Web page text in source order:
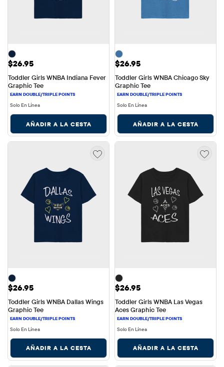
Precio: $26.95
$26.95
Toddler Girls WNBA Indiana Fever
Graphic Tee
Solo En Línea
AÑADIR A LA CESTA
Precio: $26.95
$26.95
Toddler Girls WNBA Chicago Sky
Graphic Tee
Solo En Línea
AÑADIR A LA CESTA
Precio: $26.95
$26.95
Toddler Girls WNBA Dallas Wings
Graphic Tee
Solo En Línea
AÑADIR A LA CESTA
Precio: $26.95
$26.95
Toddler Girls WNBA Las Vegas
Aces Graphic Tee
Solo En Línea
AÑADIR A LA CESTA